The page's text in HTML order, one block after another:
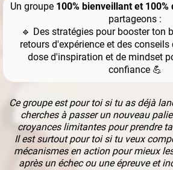
Un groupe 100% bienveillant et 100%
partageons :
🔹 Des stratégies pour booster ton
retours d'expérience et des conseils
dose d'inspiration et de mindset
confiance 💪
Ce groupe est pour toi si tu as déjà
cherches à passer un nouveau
croyances limitantes pour prendre
Il est surtout pour toi si tu veux
mécanismes en action pour mieux
après un échec ou une épreuve et